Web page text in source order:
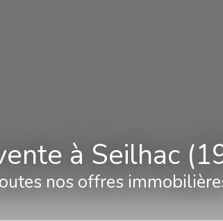
à Seilhac
nos offres